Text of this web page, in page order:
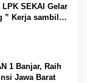
LPK SEKAI Gelar
” Kerja sambil
1 Banjar, Raih
Jawa Barat